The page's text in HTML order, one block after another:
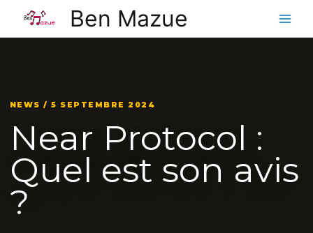
contenu
Ben Mazue
NEWS / 5 SEPTEMBRE 2024
Near Protocol :
Quel est son avis
?